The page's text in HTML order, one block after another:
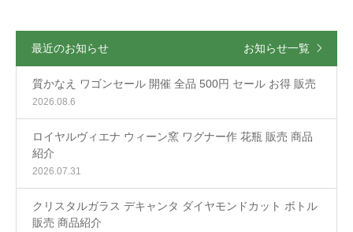
最近のお知らせ お知らせ一覧
質かなえ ワゴンセール 開催 全品 500円 セール お得 販売
2026.08.6
ロイヤルヴィエナ ウィーン窯 ワグナー作 花瓶 販売 商品
紹介
2026.07.31
クリスタルガラス デキャンタ ダイヤモンドカット ボトル
販売 商品紹介